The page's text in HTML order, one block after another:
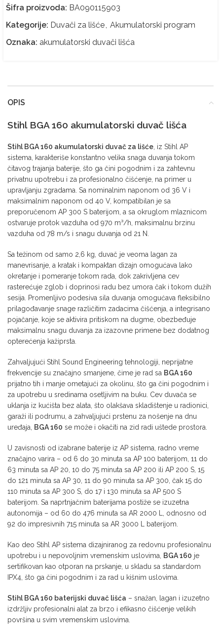
Šifra proizvoda: BA090115903
Kategorije: Duvači za lišće, Akumulatorski program
Oznaka: akumulatorski duvači lišća
OPIS
Stihl BGA 160 akumulatorski duvač lišća
Stihl BGA 160 akumulatorski duvač za lišće , iz Stihl AP
sistema, karakteriše konstantno velika snaga duvanja tokom
čitavog trajanja baterije, što ga čini pogodnim i za zahtevnu
privatnu upotrebu i za profesionalno čišćenje, na primer u
upravljanju zgradama. Sa nominalnim naponom od 36 V i
maksimalnim naponom od 40 V, kompatibilan je sa
preporučenom AP 300 S baterijom, a sa okruglom mlaznicom
ostvaruje protok vazduha od 970 m³/h, maksimalnu brzinu
vazduha od 78 m/s i snagu duvanja od 21 N.
Sa težinom od samo 2,6 kg, duvač je veoma lagan za
manevrisanje, a kratak i kompaktan dizajn omogućava lako
okretanje i pomeranje tokom rada, dok zakrivljena cev
rasterećuje zglob i doprinosi radu bez umora čak i tokom dužih
sesija. Promenljivo podesiva sila duvanja omogućava fleksibilno
prilagođavanje snage različitim zadacima čišćenja, a integrisano
pojačanje, koje se aktivira pritiskom na dugme, obezbeđuje
maksimalnu snagu duvanja za izazovne primene bez dodatnog
opterećenja kažiprsta.
Zahvaljujući Stihl Sound Engineering tehnologiji, neprijatne
frekvencije su značajno smanjene, čime je rad sa BGA 160
prijatno tih i manje ometajući za okolinu, što ga čini pogodnim i
za upotrebu u sredinama osetljivim na buku. Cev duvača se
uklanja iz kućišta bez alata, što olakšava skladištenje u radionici,
garaži ili podrumu, a zahvaljujući prstenu za nošenje na dnu
uređaja,
BGA 160 se može i okačiti na zid radi uštede prostora.
U zavisnosti od izabrane baterije iz AP sistema, radno vreme
značajno varira – od 6 do 30 minuta sa AP 100 baterijom, 11 do
63 minuta sa AP 20, 10 do 75 minuta sa AP 200 ili AP 200 S, 15
do 121 minuta sa AP 30, 11 do 90 minuta sa AP 300, čak 15 do
110 minuta sa AP 300 S, do 17 i 130 minuta sa AP 500 S
baterijom. Sa naprtnjačnim baterijama postiže se izuzetna
autonomija – od 60 do 476 minuta sa AR 2000 L, odnosno od
92 do impresivnih 715 minuta sa AR 3000 L baterijom.
Kao deo Stihl AP sistema dizajniranog za redovnu profesionalnu
upotrebu i u nepovoljnim vremenskim uslovima,
BGA 160 je
sertifikovan kao otporan na prskanje, u skladu sa standardom
IPX4, što ga čini pogodnim i za rad u kišnim uslovima.
Stihl BGA 160 baterijski duvač lišća – snažan, lagan i izuzetno
izdržljiv profesionalni alat za brzo i efikasno čišćenje velikih
površina u svim vremenskim uslovima.